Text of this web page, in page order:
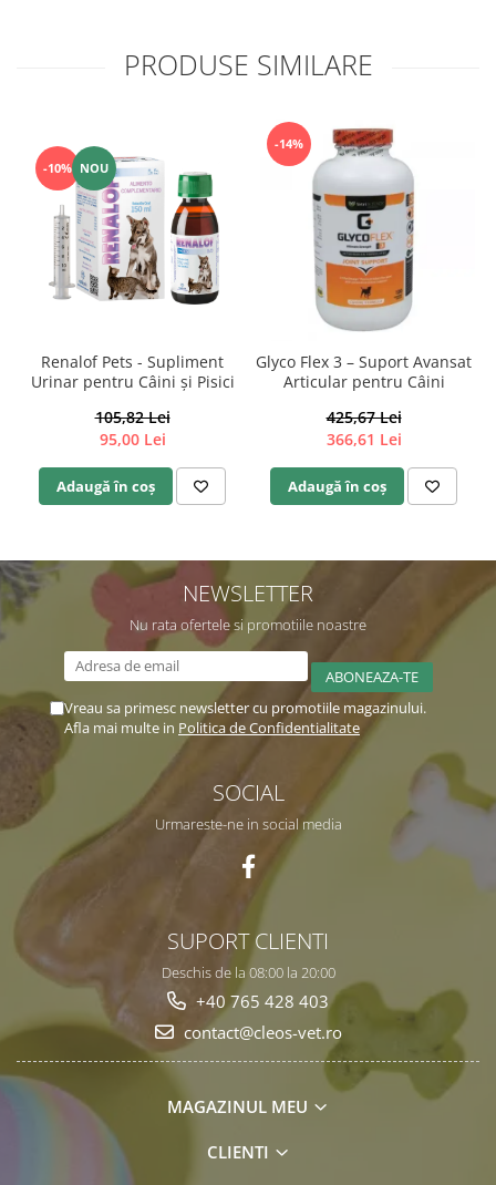
PRODUSE SIMILARE
-10% NOU
Renalof Pets - Supliment
Urinar pentru Câini și Pisici
105,82 Lei
95,00 Lei
Adaugă în coș
-14%
Glyco Flex 3 – Suport Avansat
Articular pentru Câini
425,67 Lei
366,61 Lei
Adaugă în coș
NEWSLETTER
Nu rata ofertele si promotiile noastre
Vreau sa primesc newsletter cu promotiile magazinului.
Afla mai multe in Politica de Confidentialitate
SOCIAL
Urmareste-ne in social media
SUPORT CLIENTI
Deschis de la 08:00 la 20:00
+40 765 428 403
contact@cleos-vet.ro
MAGAZINUL MEU
CLIENTI